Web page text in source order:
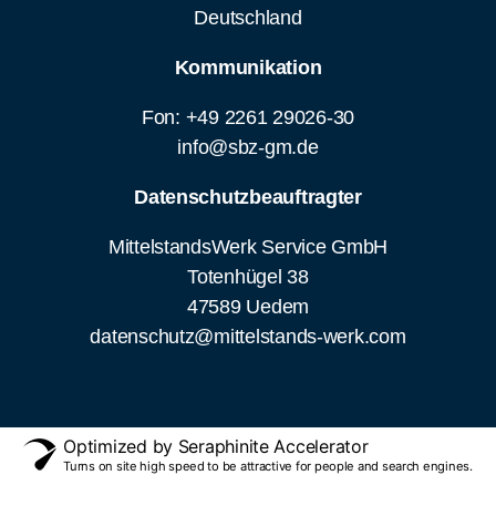
Deutschland
Kommunikation
Fon: +49 2261 29026-30
info@sbz-gm.de
Datenschutzbeauftragter
MittelstandsWerk Service GmbH
Totenhügel 38
47589 Uedem
datenschutz@mittelstands-werk.com
Optimized by Seraphinite Accelerator
Turns on site high speed to be attractive for people and search engines.